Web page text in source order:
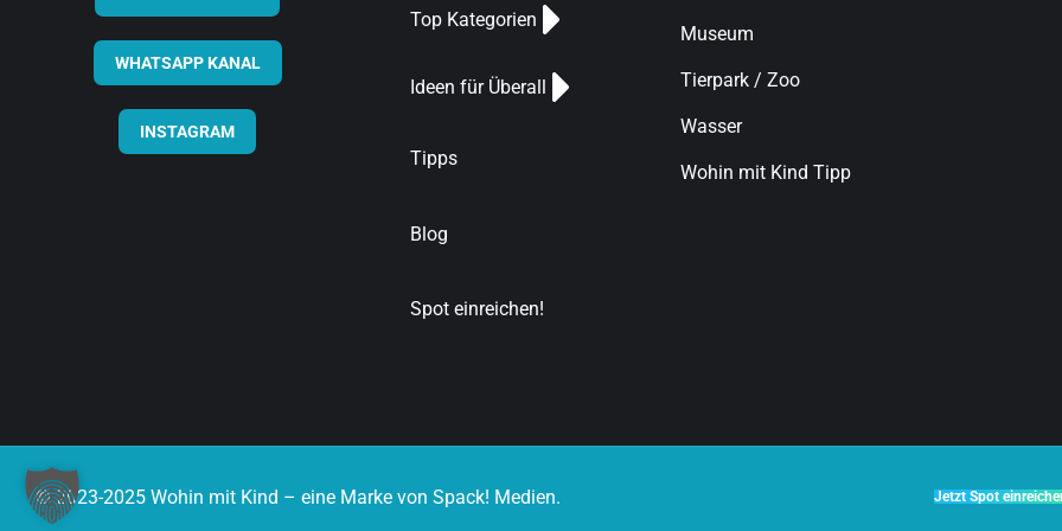
WHATSAPP KANAL
INSTAGRAM
Top Kategorien
Ideen für Überall
Tipps
Blog
Spot einreichen!
Museum
Tierpark / Zoo
Wasser
Wohin mit Kind Tipp
© 2023-2025 Wohin mit Kind – eine Marke von Spack! Medien. Jetzt Spot